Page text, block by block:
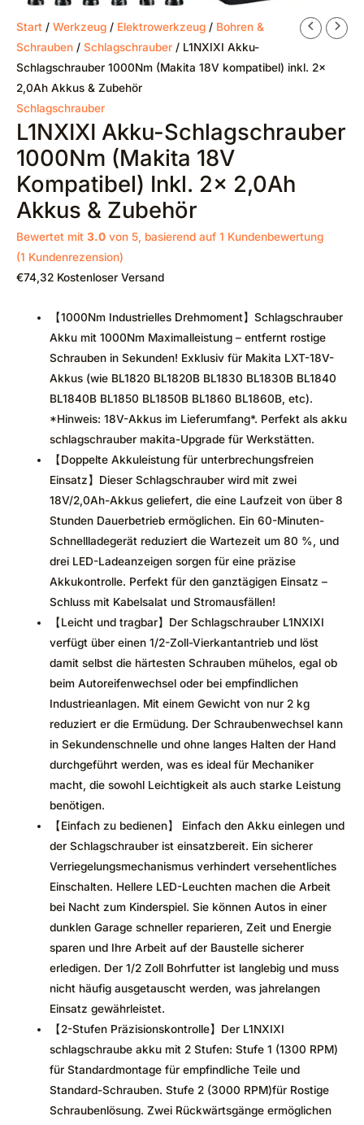
Start / Werkzeug / Elektrowerkzeug / Bohren &
Schrauben / Schlagschrauber / L1NXIXI Akku-
Schlagschrauber 1000Nm (Makita 18V kompatibel) inkl. 2x
2,0Ah Akkus & Zubehör
Schlagschrauber
L1NXIXI Akku-Schlagschrauber
1000Nm (Makita 18V
Kompatibel) Inkl. 2x 2,0Ah
Akkus & Zubehör
Bewertet mit 3.0 von 5, basierend auf 1 Kundenbewertung
(1 Kundenrezension)
€74,32 Kostenloser Versand
【1000Nm Industrielles Drehmoment】Schlagschrauber
Akku mit 1000Nm Maximalleistung – entfernt rostige
Schrauben in Sekunden! Exklusiv für Makita LXT-18V-
Akkus (wie BL1820 BL1820B BL1830 BL1830B BL1840
BL1840B BL1850 BL1850B BL1860 BL1860B, etc).
*Hinweis: 18V-Akkus im Lieferumfang*. Perfekt als akku
schlagschrauber makita-Upgrade für Werkstätten.
【Doppelte Akkuleistung für unterbrechungsfreien
Einsatz】Dieser Schlagschrauber wird mit zwei
18V/2,0Ah-Akkus geliefert, die eine Laufzeit von über 8
Stunden Dauerbetrieb ermöglichen. Ein 60-Minuten-
Schnellladegerät reduziert die Wartezeit um 80 %, und
drei LED-Ladeanzeigen sorgen für eine präzise
Akkukontrolle. Perfekt für den ganztägigen Einsatz –
Schluss mit Kabelsalat und Stromausfällen!
【Leicht und tragbar】Der Schlagschrauber L1NXIXI
verfügt über einen 1/2-Zoll-Vierkantantrieb und löst
damit selbst die härtesten Schrauben mühelos, egal ob
beim Autoreifenwechsel oder bei empfindlichen
Industrieanlagen. Mit einem Gewicht von nur 2 kg
reduziert er die Ermüdung. Der Schraubenwechsel kann
in Sekundenschnelle und ohne langes Halten der Hand
durchgeführt werden, was es ideal für Mechaniker
macht, die sowohl Leichtigkeit als auch starke Leistung
benötigen.
【Einfach zu bedienen】 Einfach den Akku einlegen und
der Schlagschrauber ist einsatzbereit. Ein sicherer
Verriegelungsmechanismus verhindert versehentliches
Einschalten. Hellere LED-Leuchten machen die Arbeit
bei Nacht zum Kinderspiel. Sie können Autos in einer
dunklen Garage schneller reparieren, Zeit und Energie
sparen und Ihre Arbeit auf der Baustelle sicherer
erledigen. Der 1/2 Zoll Bohrfutter ist langlebig und muss
nicht häufig ausgetauscht werden, was jahrelangen
Einsatz gewährleistet.
【2-Stufen Präzisionskontrolle】Der L1NXIXI
schlagschraube akku mit 2 Stufen: Stufe 1 (1300 RPM)
für Standardmontage für empfindliche Teile und
Standard-Schrauben. Stufe 2 (3000 RPM)für Rostige
Schraubenlösung. Zwei Rückwärtsgänge ermöglichen